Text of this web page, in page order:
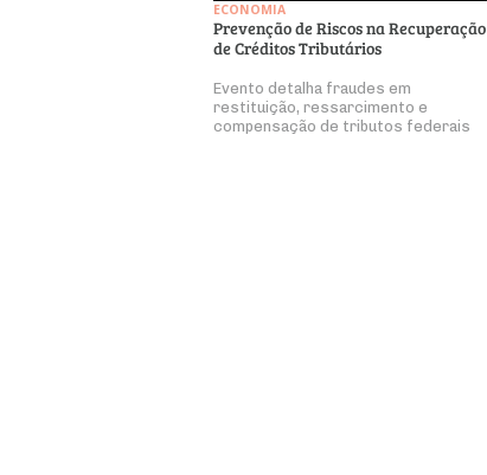
ECONOMIA
Prevenção de Riscos na Recuperação
de Créditos Tributários
Evento detalha fraudes em
restituição, ressarcimento e
compensação de tributos federais